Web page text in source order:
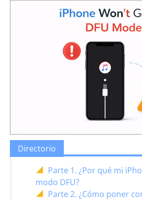
Directorio
Parte 1. ¿Por qué mi
modo DFU?
Parte 2. ¿Cómo poner